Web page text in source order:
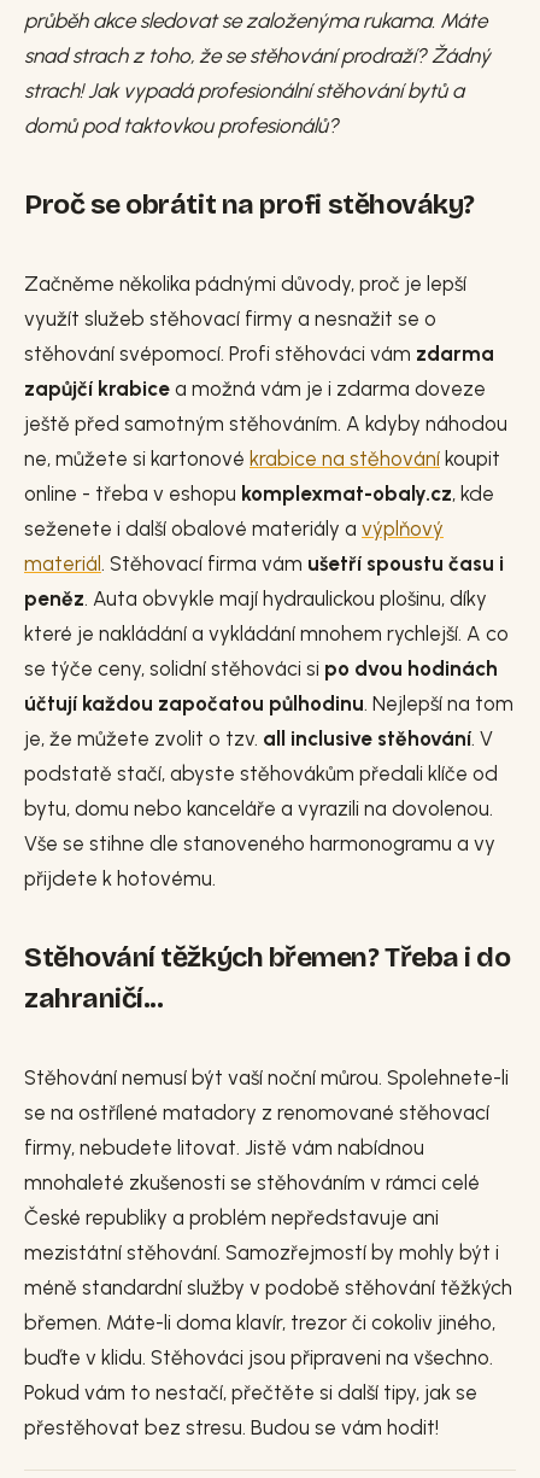
průběh akce sledovat se založenýma rukama. Máte
snad strach z toho, že se stěhování prodraží? Žádný
strach! Jak vypadá profesionální stěhování bytů a
domů pod taktovkou profesionálů?
Proč se obrátit na profi stěhováky?
Začněme několika pádnými důvody, proč je lepší
využít služeb stěhovací firmy a nesnažit se o
stěhování svépomocí. Profi stěhováci vám zdarma
zapůjčí krabice a možná vám je i zdarma doveze
ještě před samotným stěhováním. A kdyby náhodou
ne, můžete si kartonové krabice na stěhování koupit
online - třeba v eshopu komplexmat-obaly.cz, kde
seženete i další obalové materiály a výplňový
materiál . Stěhovací firma vám ušetří spoustu času i
peněz. Auta obvykle mají hydraulickou plošinu, díky
které je nakládání a vykládání mnohem rychlejší. A co
se týče ceny, solidní stěhováci si po dvou hodinách
účtují každou započatou půlhodinu. Nejlepší na tom
je, že můžete zvolit o tzv. all inclusive stěhování. V
podstatě stačí, abyste stěhovákům předali klíče od
bytu, domu nebo kanceláře a vyrazili na dovolenou.
Vše se stihne dle stanoveného harmonogramu a vy
přijdete k hotovému.
Stěhování těžkých břemen? Třeba i do
zahraničí...
Stěhování nemusí být vaší noční můrou. Spolehnete-li
se na ostřílené matadory z renomované stěhovací
firmy, nebudete litovat. Jistě vám nabídnou
mnohaleté zkušenosti se stěhováním v rámci celé
České republiky a problém nepředstavuje ani
mezistátní stěhování. Samozřejmostí by mohly být i
méně standardní služby v podobě stěhování těžkých
břemen. Máte-li doma klavír, trezor či cokoliv jiného,
buďte v klidu. Stěhováci jsou připraveni na všechno.
Pokud vám to nestačí, přečtěte si další tipy, jak se
přestěhovat bez stresu. Budou se vám hodit!